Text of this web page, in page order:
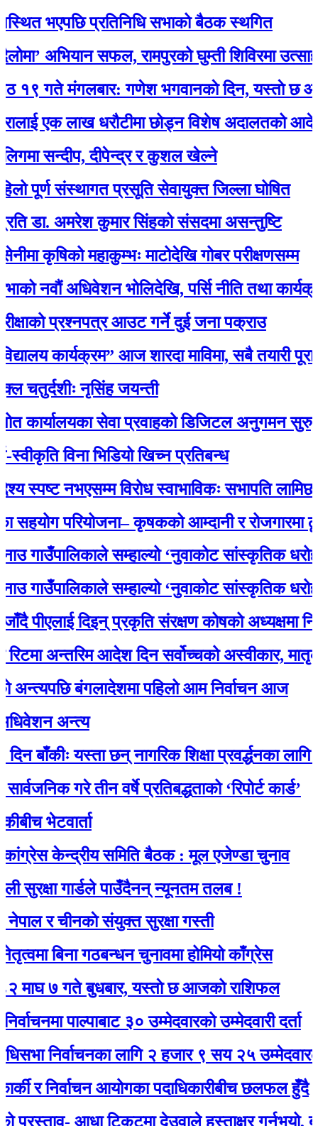
प्रतिनिधि सभाको बैठक स्थगित
सफल, रामपुरको घुम्ती शिविरमा उत्साहजनक
मंगलबार: गणेश भगवानकाे दिन, यस्ताे छ आजको
एक लाख धरौटीमा छोड्न विशेष अदालतको आदेश
सन्दीप, दीपेन्द्र र कुशल खेल्ने
संस्थागत प्रसूति सेवायुक्त जिल्ला घोषित
अमरेश कुमार सिंहको संसदमा असन्तुष्टि
महाकुम्भः माटोदेखि गोबर परीक्षणसम्म
अधिवेशन भोलिदेखि, पर्सि नीति तथा कार्यक्रम
प्रश्नपत्र आउट गर्ने दुई जना पक्राउ
कार्यक्रम” आज शारदा माविमा, सबै तयारी पूरा
नृसिंह जयन्ती
सेवा प्रवाहको डिजिटल अनुगमन सुरु, मन्त्री
विना भिडियो खिच्न प्रतिबन्ध
नभएसम्म विरोध स्वाभाविकः सभापति लामिछाने
परियोजना– कृषकको आम्दानी र रोजगारमा ठूलो
सम्हाल्यो ‘नुवाकोट सांस्कृतिक धरोहर
सम्हाल्यो ‘नुवाकोट सांस्कृतिक धरोहर
दिइन् प्रकृति संरक्षण कोषको अध्यक्षमा नियुक्ति
अन्तरिम आदेश दिन सर्वोच्चको अस्वीकार, मातृका
बंगलादेशमा पहिलो आम निर्वाचन आज
अन्त्य
यस्ता छन् नागरिक शिक्षा प्रवर्द्धनका लागि स्रोत
गरे तीन वर्षे प्रतिबद्धताको ‘रिपोर्ट कार्ड’
केन्द्रीय समिति बैठक : मूल एजेण्डा चुनाव
गार्डले पाउँदैनन् न्यूनतम तलब !
र चीनकाे संयुक्त सुरक्षा गस्ती
बिना गठबन्धन चुनावमा होमियो काँग्रेस
गते बुधबार, यस्ताे छ आजको राशिफल
पाल्पाबाट ३० उम्मेदवारको उम्मेदवारी दर्ता
निर्वाचनका लागि २ हजार ९ सय २५ उम्मेदवारले
निर्वाचन आयोगका पदाधिकारीबीच छलफल हुँदै
आधा टिकटमा देउवाले हस्ताक्षर गर्नुभयो, बाँकी